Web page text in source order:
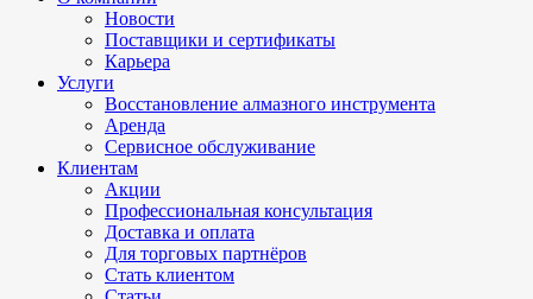
Новости
Поставщики и сертификаты
Карьера
Услуги
Восстановление алмазного инструмента
Аренда
Сервисное обслуживание
Клиентам
Акции
Профессиональная консультация
Доставка и оплата
Для торговых партнёров
Стать клиентом